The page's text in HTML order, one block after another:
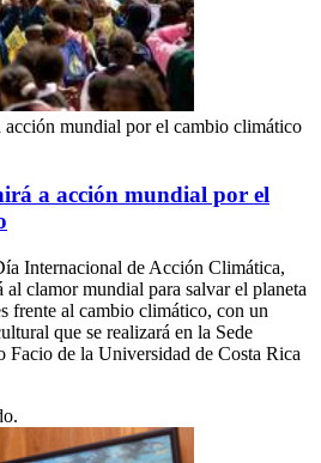
acción mundial por el cambio climático
a acción mundial por el
Internacional de Acción Climática,
al clamor mundial para salvar el planeta
frente al cambio climático, con un
que se realizará en la Sede
Facio de la Universidad de Costa Rica